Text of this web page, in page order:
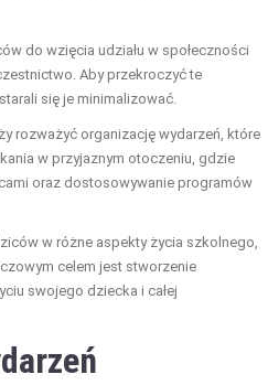
do wzięcia udziału w społeczności
Aby przekroczyć te
się je minimalizować.
rozważyć organizację wydarzeń, które
w przyjaznym otoczeniu, gdzie
oraz dostosowywanie programów
w różne aspekty życia szkolnego,
celem jest stworzenie
swojego dziecka i całej